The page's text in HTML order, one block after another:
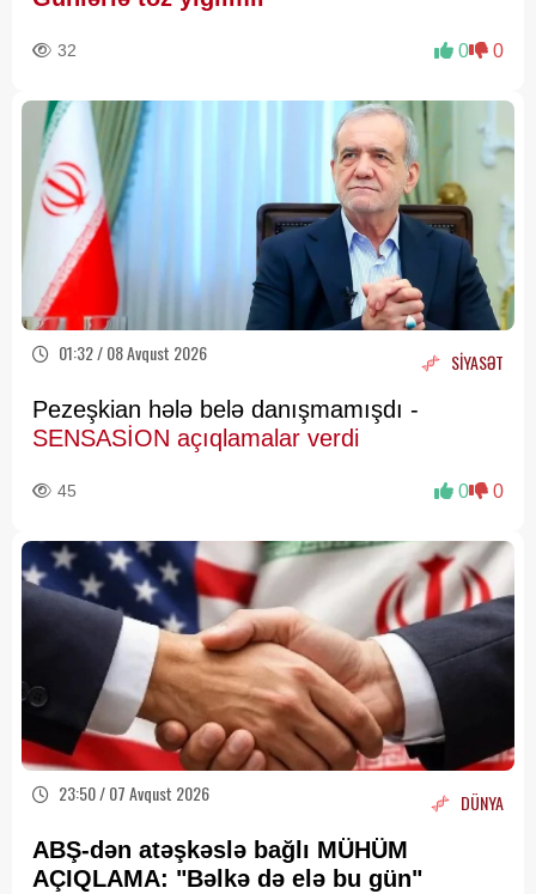
32 0 0
01:32 / 08 Avqust 2026 SİYASƏT
Pezeşkian hələ belə danışmamışdı -
SENSASİON açıqlamalar verdi
45 0 0
23:50 / 07 Avqust 2026 DÜNYA
ABŞ-dən atəşkəslə bağlı MÜHÜM
AÇIQLAMA: "Bəlkə də elə bu gün"